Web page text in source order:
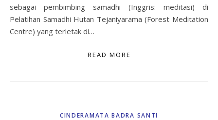
sebagai pembimbing samadhi (Inggris: meditasi) di
Pelatihan Samadhi Hutan Tejaniyarama (Forest Meditation
Centre) yang terletak di…
READ MORE
CINDERAMATA BADRA SANTI